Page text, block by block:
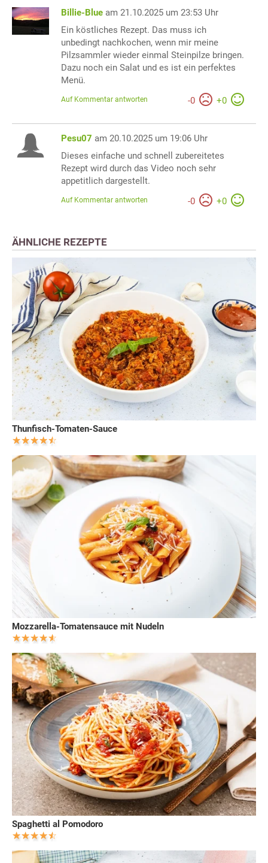
Billie-Blue am 21.10.2025 um 23:53 Uhr
Ein köstliches Rezept. Das muss ich
unbedingt nachkochen, wenn mir meine
Pilzsammler wieder einmal Steinpilze bringen.
Dazu noch ein Salat und es ist ein perfektes
Menü.
-0 +0
Auf Kommentar antworten
Pesu07 am 20.10.2025 um 19:06 Uhr
Dieses einfache und schnell zubereitetes
Rezept wird durch das Video noch sehr
appetitlich dargestellt.
-0 +0
Auf Kommentar antworten
ÄHNLICHE REZEPTE
Thunfisch-Tomaten-Sauce
Mozzarella-Tomatensauce mit Nudeln
Spaghetti al Pomodoro